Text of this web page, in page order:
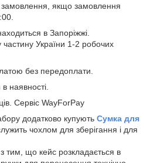
якщо замовлення
в Запоріжжі.
України 1-2 робочих
без передоплати.
наявності.
Сервіс WayForPay
додатково купують Сумка для
чохлом для зберігання і для
тим, що кейс розкладається в